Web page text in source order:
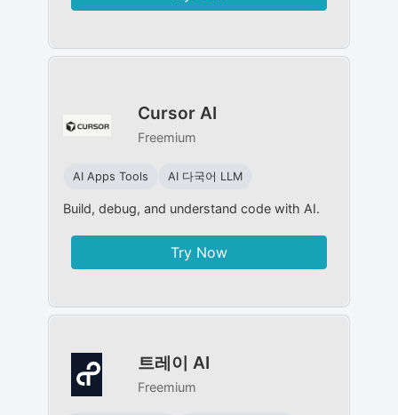
Cursor AI
Freemium
AI Apps Tools AI 다국어 LLM
Build, debug, and understand code with AI.
Try Now
트레이 AI
Freemium